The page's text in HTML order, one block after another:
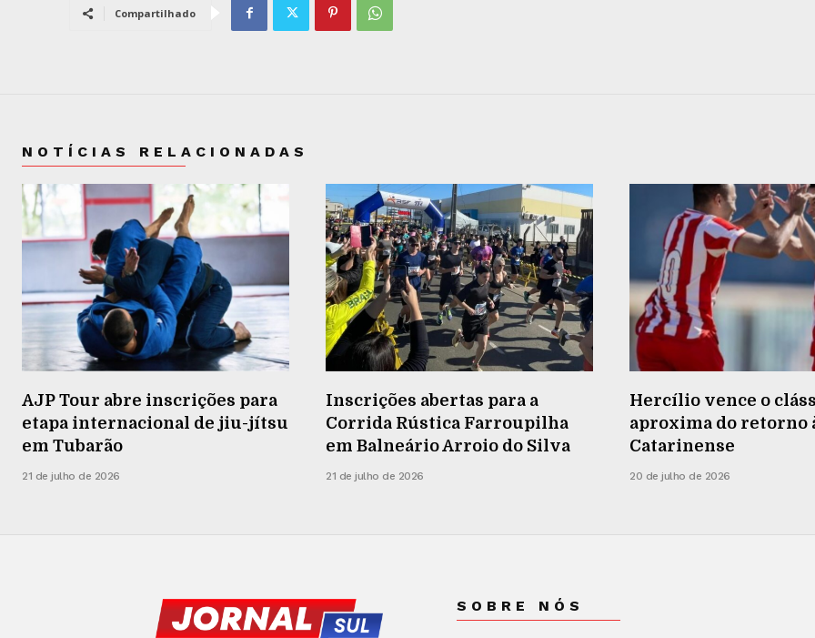
Compartilhado
NOTÍCIAS RELACIONADAS
AJP Tour abre inscrições para
etapa internacional de jiu-jítsu
em Tubarão
21 de julho de 2026
Inscrições abertas para a
Corrida Rústica Farroupilha
em Balneário Arroio do Silva
21 de julho de 2026
Hercílio vence o
aproxima do retorno
Catarinense
20 de julho de 2026
SOBRE NÓS